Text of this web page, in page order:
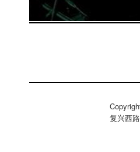
复兴西